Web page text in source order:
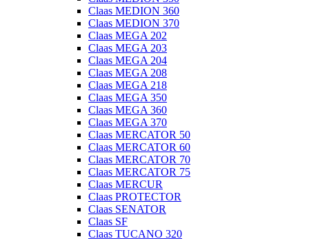
Claas MEDION 360
Claas MEDION 370
Claas MEGA 202
Claas MEGA 203
Claas MEGA 204
Claas MEGA 208
Claas MEGA 218
Claas MEGA 350
Claas MEGA 360
Claas MEGA 370
Claas MERCATOR 50
Claas MERCATOR 60
Claas MERCATOR 70
Claas MERCATOR 75
Claas MERCUR
Claas PROTECTOR
Claas SENATOR
Claas SF
Claas TUCANO 320